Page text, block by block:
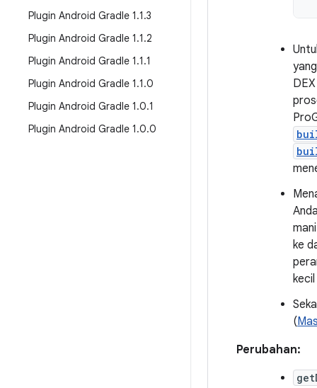
Plugin Android Gradle 1.1.3
Plugin Android Gradle 1.1.2
Plugin Android Gradle 1.1.1
Plugin Android Gradle 1.1.0
Plugin Android Gradle 1.0.1
Plugin Android Gradle 1.0.0
ke
(
Perubahan: